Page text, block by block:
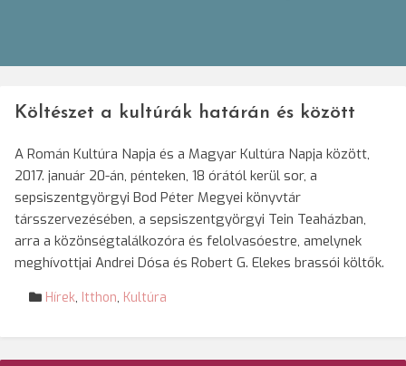
Költészet a kultúrák határán és között
A Román Kultúra Napja és a Magyar Kultúra Napja között,
2017. január 20-án, pénteken, 18 órától kerül sor, a
sepsiszentgyörgyi Bod Péter Megyei könyvtár
társszervezésében, a sepsiszentgyörgyi Tein Teaházban,
arra a közönségtalálkozóra és felolvasóestre, amelynek
meghívottjai Andrei Dósa és Robert G. Elekes brassói költők.
Hírek, Itthon, Kultúra